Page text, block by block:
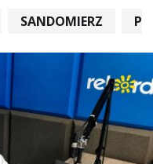
SANDOMIERZ